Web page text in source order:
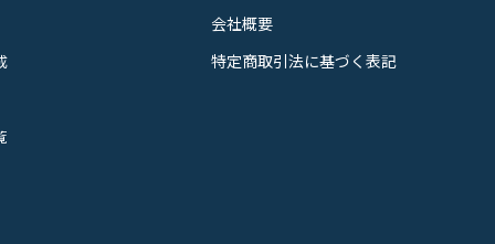
会社概要
特定商取引法に基づく表記